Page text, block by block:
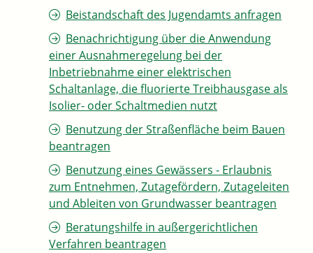
Beistandschaft des Jugendamts anfragen
Benachrichtigung über die Anwendung
einer Ausnahmeregelung bei der
Inbetriebnahme einer elektrischen
Schaltanlage, die fluorierte Treibhausgase als
Isolier- oder Schaltmedien nutzt
Benutzung der Straßenfläche beim Bauen
beantragen
Benutzung eines Gewässers - Erlaubnis
zum Entnehmen, Zutagefördern, Zutageleiten
und Ableiten von Grundwasser beantragen
Beratungshilfe in außergerichtlichen
Verfahren beantragen